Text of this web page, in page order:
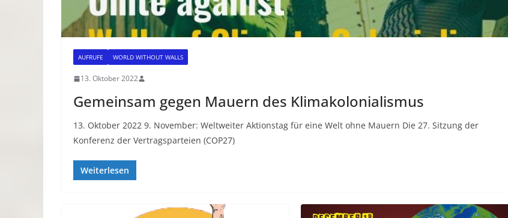
AUFRUFE WORLD WITHOUT WALLS
13. Oktober 2022
Gemeinsam gegen Mauern des Klimakolonialismus
13. Oktober 2022 9. November: Weltweiter Aktionstag für eine Welt ohne Mauern Die 27. Sitzung der
Konferenz der Vertragsparteien (COP27)
Weiterlesen